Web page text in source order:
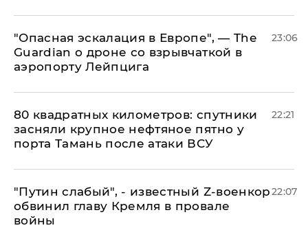
"Опасная эскалация в Европе", — The
Guardian о дроне со взрывчаткой в
аэропорту Лейпцига
23:06
80 квадратных километров: спутники
засняли крупное нефтяное пятно у
порта Тамань после атаки ВСУ
22:21
​"Путин слабый", - известный Z-военкор
обвинил главу Кремля в провале
войны
22:07